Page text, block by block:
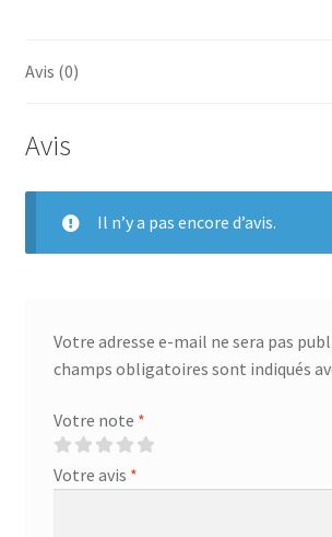
Avis (0)
Avis
Il n’y a pas encore d’avis.
Votre adresse e-mail ne sera pas
champs obligatoires sont indiqués
Votre note *
Votre avis *